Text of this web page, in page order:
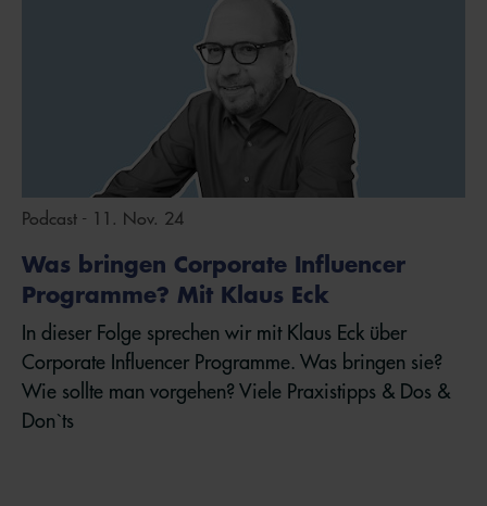
Podcast - 11. Nov. 24
Was bringen Corporate Influencer
Programme? Mit Klaus Eck
In dieser Folge sprechen wir mit Klaus Eck über
Corporate Influencer Programme. Was bringen sie?
Wie sollte man vorgehen? Viele Praxistipps & Dos &
Don`ts